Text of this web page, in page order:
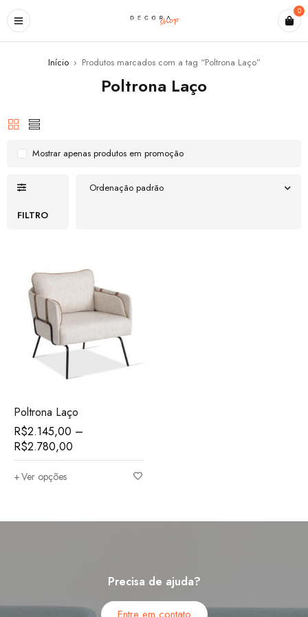
0
Início › Produtos marcados com a tag “Poltrona Laço”
Poltrona Laço
FILTRO
Ordenação padrão
Mostrar apenas produtos em promoção
Poltrona Laço
R$2.145,00 –
R$2.780,00
Ver opções
Precisa de ajuda?